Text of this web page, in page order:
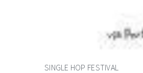
SINGLE HOP FESTIVAL